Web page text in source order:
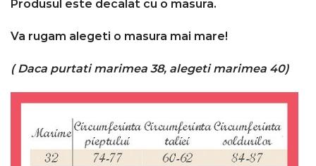
Produsul este decalat cu o masura.
Va rugam alegeti o masura mai mare!
( Daca purtati marimea 38, alegeti marimea 40)